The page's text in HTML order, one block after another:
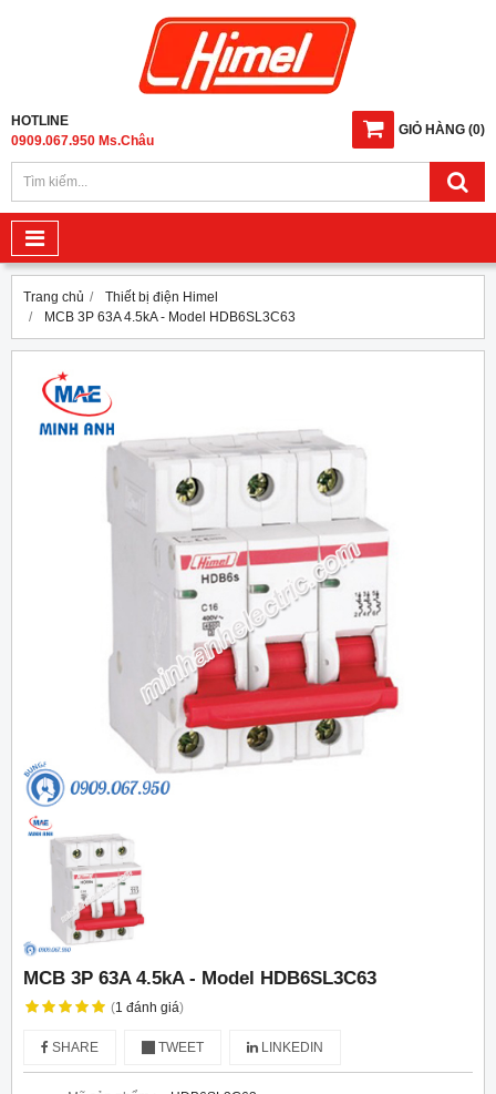
GIỎ HÀNG (0)
HOTLINE
0909.067.950 Ms.Châu
Trang chủ
Thiết bị điện Himel
MCB 3P 63A 4.5kA - Model HDB6SL3C63
MCB 3P 63A 4.5kA - Model HDB6SL3C63
(1 đánh giá)
SHARE TWEET LINKEDIN